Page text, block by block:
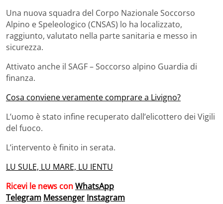
Una nuova squadra del Corpo Nazionale Soccorso
Alpino e Speleologico (CNSAS) lo ha localizzato,
raggiunto, valutato nella parte sanitaria e messo in
sicurezza.
Attivato anche il SAGF – Soccorso alpino Guardia di
finanza.
Cosa conviene veramente comprare a Livigno?
L’uomo è stato infine recuperato dall’elicottero dei Vigili
del fuoco.
L’intervento è finito in serata.
LU SULE, LU MARE, LU IENTU
Ricevi le news conWhatsApp
Telegram Messenger Instagram